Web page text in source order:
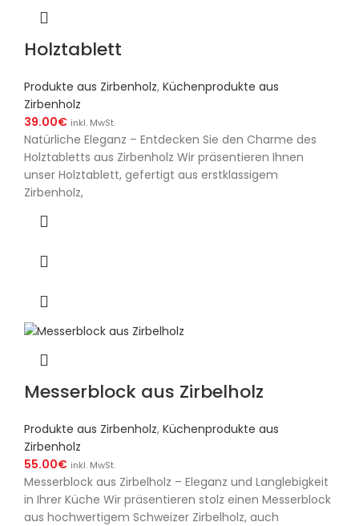
Holztablett
Produkte aus Zirbenholz, Küchenprodukte aus
Zirbenholz
39.00€ inkl. MwSt.
Natürliche Eleganz – Entdecken Sie den Charme des
Holztabletts aus Zirbenholz Wir präsentieren Ihnen
unser Holztablett, gefertigt aus erstklassigem
Zirbenholz,
Messerblock aus Zirbelholz
Produkte aus Zirbenholz, Küchenprodukte aus
Zirbenholz
55.00€ inkl. MwSt.
Messerblock aus Zirbelholz – Eleganz und Langlebigkeit
in Ihrer Küche Wir präsentieren stolz einen Messerblock
aus hochwertigem Schweizer Zirbelholz, auch